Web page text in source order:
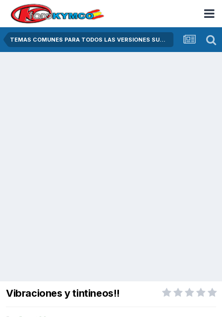
TEMAS COMUNES PARA TODOS LAS VERSIONES SUPER DINK
Vibraciones y tintineos!!